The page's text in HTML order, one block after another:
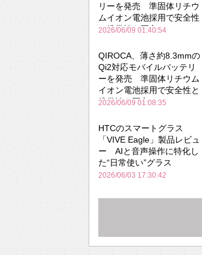
リーを発売 準固体リチウ
ムイオン電池採用で安全性
と携帯性を両立
2026/06/09 01:40:54
QIROCA、薄さ約8.3mmの
Qi2対応モバイルバッテリ
ーを発売 準固体リチウム
イオン電池採用で安全性と
携帯性を両立
2026/06/09 01:08:35
HTCのスマートグラス
「VIVE Eagle」製品レビュ
ー AIと音声操作に特化し
た“日常使い”グラス
2026/06/03 17:30:42